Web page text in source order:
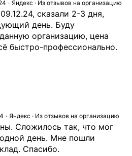
Яндекс · Из отзывов на организацию
сказали 2-3 дня,
день. Буду
организацию, цена
быстро-профессионально.
Яндекс · Из отзывов на организацию
Сложилось так, что мог
день. Мне пошли
Спасибо.